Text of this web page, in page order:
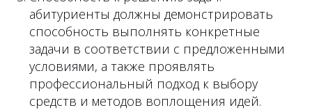
абитуриенты должны демонстрировать
способность выполнять конкретные
задачи в соответствии с предложенными
условиями, а также проявлять
профессиональный подход к выбору
средств и методов воплощения идей.